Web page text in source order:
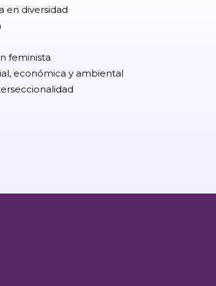
en diversidad
feminista
económica y ambiental